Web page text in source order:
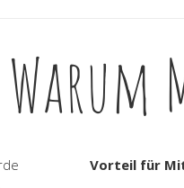
Warum
Vorteil für